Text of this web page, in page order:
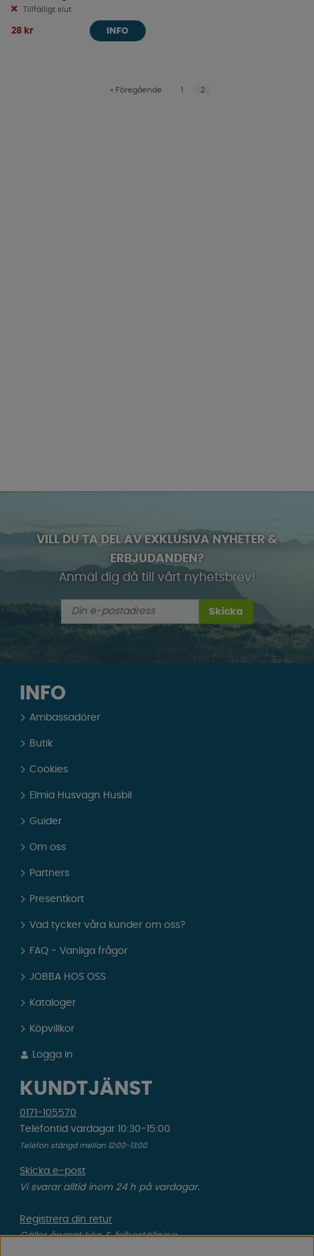
Tillfälligt slut
28 kr INFO
« Föregående 1 2
VILL DU TA DEL AV EXKLUSIVA NYHETER &
ERBJUDANDEN?
Anmäl dig då till vårt nyhetsbrev!
Skicka
INFO
Ambassadörer
Butik
Cookies
Elmia Husvagn Husbil
Guider
Om oss
Partners
Presentkort
Vad tycker våra kunder om oss?
FAQ - Vanliga frågor
JOBBA HOS OSS
Kataloger
Köpvillkor
Logga in
KUNDTJÄNST
0171-105570
Telefontid vardagar 10:30-15:00
Telefon stängd mellan 12:00-13:00
Skicka e-post
Vi svarar alltid inom 24 h på vardagar.
Registrera din retur
Gäller ångrat köp & felbeställning.